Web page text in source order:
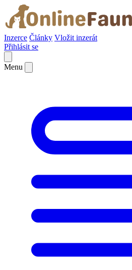
Inzerce Články Vložit inzerát
Přihlásit se
Menu